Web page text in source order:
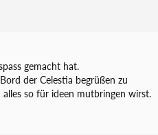
gemacht hat.
der Celestia begrüßen zu
so für ideen mutbringen wirst.